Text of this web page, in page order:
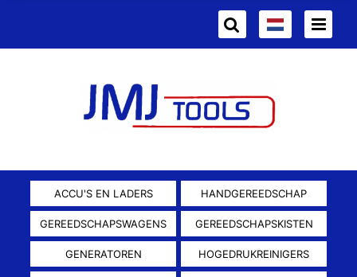
ACCU'S EN LADERS HANDGEREEDSCHAP
GEREEDSCHAPSWAGENS GEREEDSCHAPSKISTEN
GENERATOREN HOGEDRUKREINIGERS